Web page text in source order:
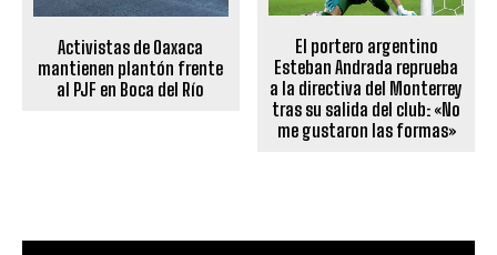
Activistas de Oaxaca
mantienen plantón frente
al PJF en Boca del Río
El portero argentino
Esteban Andrada reprueba
a la directiva del Monterrey
tras su salida del club: «No
me gustaron las formas»